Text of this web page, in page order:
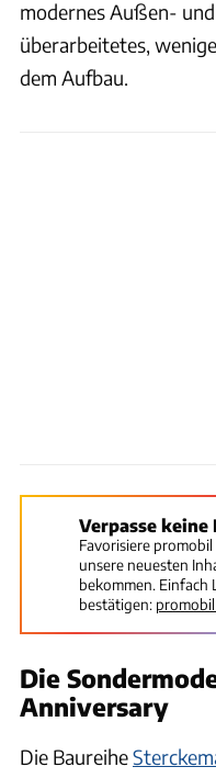
modernes Außen-
überarbeitetes,
dem Aufbau.
Verpasse keine
Favorisiere
unsere neuesten
bekommen.
bestätigen:
Die
Anniversary
Die Baureihe